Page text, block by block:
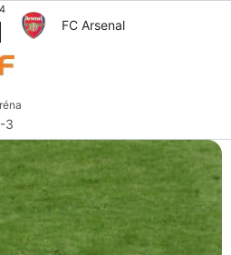
FC Arsenal
3